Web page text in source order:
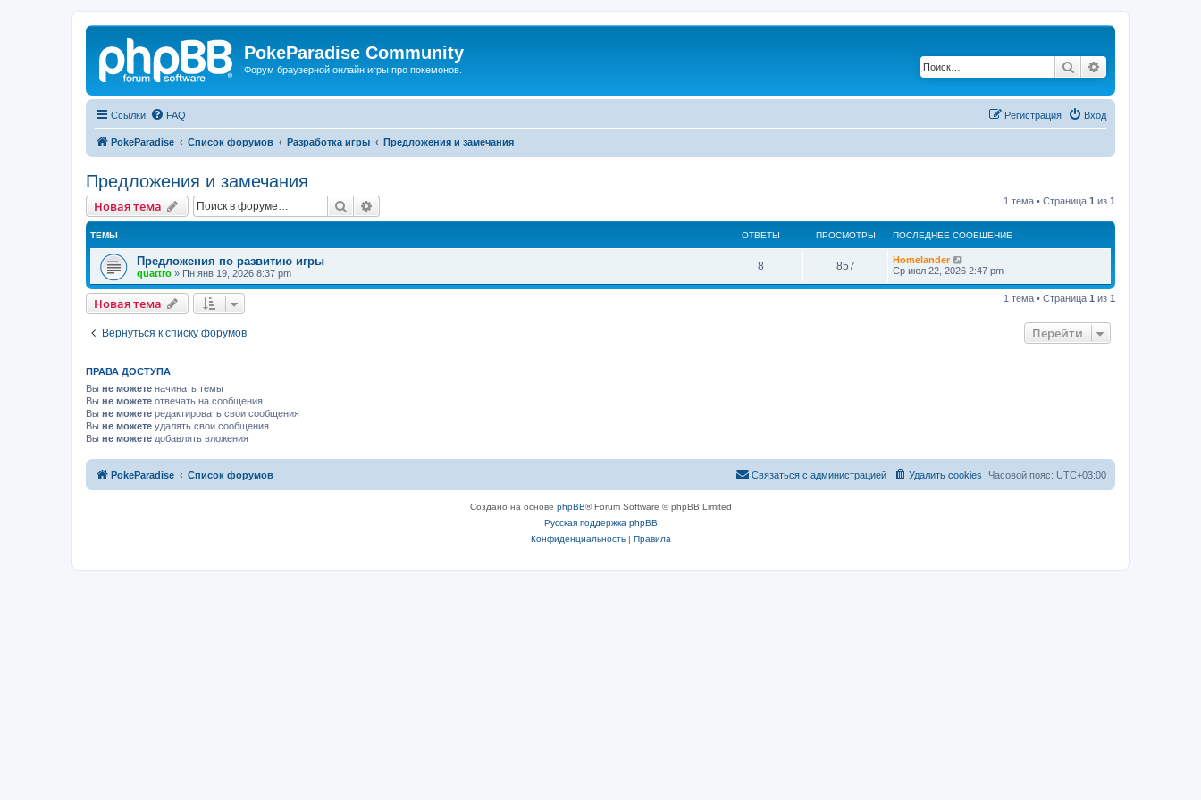
PokeParadise Community
Форум браузерной онлайн игры про покемонов. Поиск
Ссылки FAQ Вход
Регистрация
PokeParadise Список форумов Разработка игры Предложения и замечания
Предложения и замечания
Новая тема Поиск 1 тема • Страница 1 из 1
ТЕМЫ ОТВЕТЫ ПРОСМОТРЫ ПОСЛЕДНЕЕ СООБЩЕНИЕ
Предложения по развитию игры
quattro » Пн янв 19, 2026 8:37 pm
8 857
Homelander
Ср июл 22, 2026 2:47 pm
Новая тема 1 тема • Страница 1 из 1
Вернуться к списку форумов Перейти
ПРАВА ДОСТУПА
Вы не можете начинать темы
Вы не можете отвечать на сообщения
Вы не можете редактировать свои сообщения
Вы не можете удалять свои сообщения
Вы не можете добавлять вложения
PokeParadise Список форумов Часовой пояс: UTC+03:00
Удалить cookies
Связаться с администрацией
Создано на основе phpBB® Forum Software © phpBB Limited
Русская поддержка phpBB
Конфиденциальность| Правила